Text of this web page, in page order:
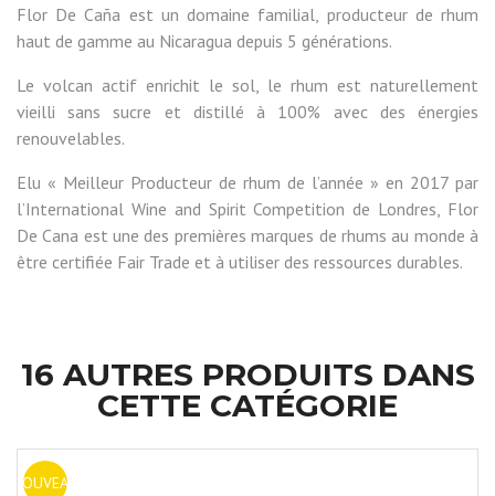
Flor De Caña est un domaine familial, producteur de rhum
haut de gamme au Nicaragua depuis 5 générations.
Le volcan actif enrichit le sol, le rhum est naturellement
vieilli sans sucre et distillé à 100% avec des énergies
renouvelables.
Elu « Meilleur Producteur de rhum de l’année » en 2017 par
l’International Wine and Spirit Competition de Londres, Flor
De Cana est une des premières marques de rhums au monde à
être certifiée Fair Trade et à utiliser des ressources durables.
16 AUTRES PRODUITS DANS
CETTE CATÉGORIE
NOUVEAU